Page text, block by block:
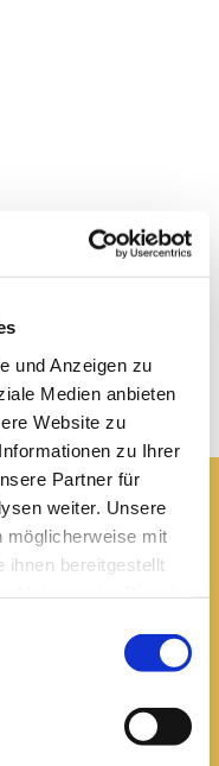
und Anzeigen zu
Medien anbieten
Website zu
zu Ihrer
Partner für
weiter. Unsere
möglicherweise mit
ihnen bereitgestellt
erfurt.de